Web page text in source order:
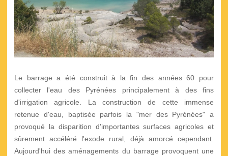
Le barrage a été construit à la fin des années 60 pour
collecter l'eau des Pyrénées principalement à des fins
d'irrigation agricole. La construction de cette immense
retenue d'eau, baptisée parfois la "mer des Pyrénées" a
provoqué la disparition d'importantes surfaces agricoles et
sûrement accéléré l'exode rural, déjà amorcé cependant.
Aujourd'hui des aménagements du barrage provoquent une